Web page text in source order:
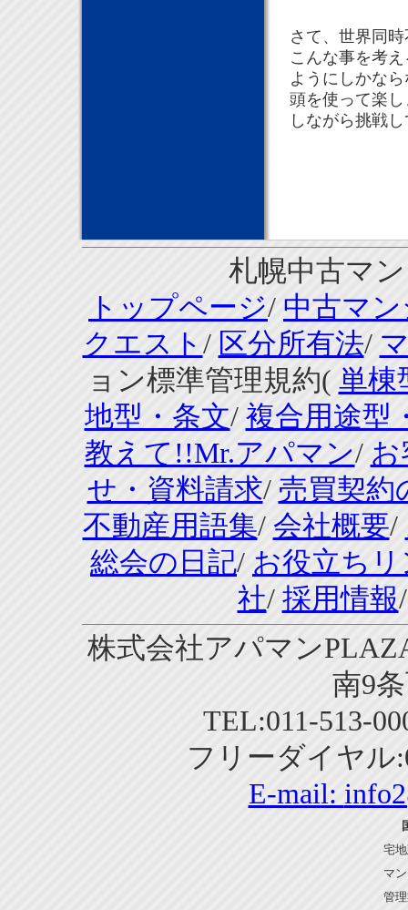
さて、世界同
こんな事を考
ようにしかな
頭を使って楽
しながら挑戦
札幌中古マ
トップページ/ 中古マ
クエスト / 区分所有法/
ョン標準管理規約( 単棟
地型・条文/ 複合用途型
教えて!!Mr.アパマン/ お
せ・資料請求/ 売買契約
不動産用語集/ 会社概要/
総会の日記/ お役立ち
社/ 採用情報
株式会社アパマン
南9
TEL:011-513-
フリーダイヤル
E-mail:
宅
マ
管